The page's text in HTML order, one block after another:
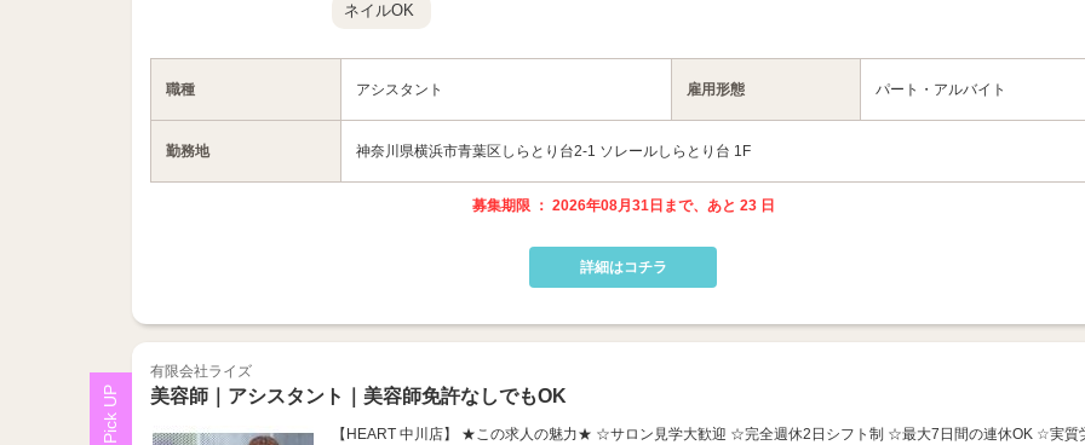
ネイルOK
職種 アシスタント 雇用形態 パート・アルバイト
勤務地 神奈川県横浜市青葉区しらとり台2-1 ソレールしらとり台 1F
募集期限 ： 2026年08月31日まで、あと 23 日
詳細はコチラ
有限会社ライズ
美容師｜アシスタント｜美容師免許なしでもOK
【HEART 中川店】 ★この求人の魅力★ ☆サロン見学大歓迎 ☆完全週休2日シフト制 ☆最大7日間の連休OK ☆実質